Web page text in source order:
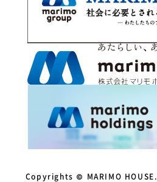
2023年
2023年8月
2023年7
2023年6月
2023年5月
Copyrights © MARIMO